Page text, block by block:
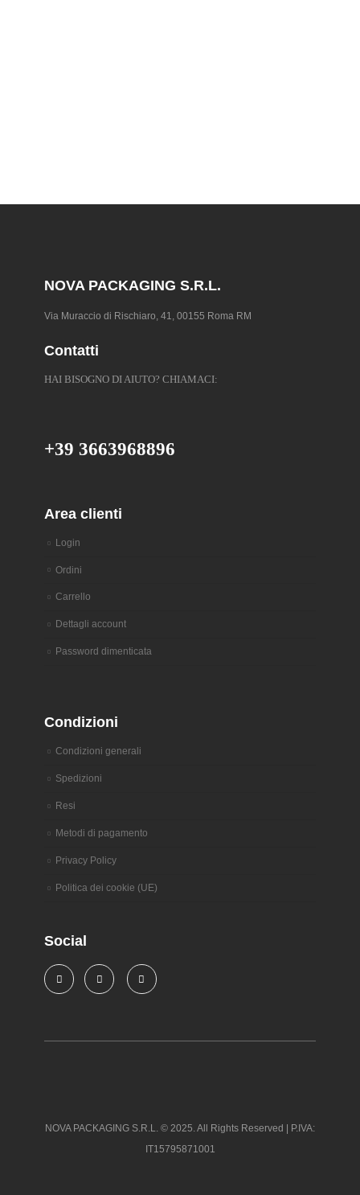
NOVA PACKAGING S.R.L.
Via Muraccio di Rischiaro, 41, 00155 Roma RM
Contatti
HAI BISOGNO DI AIUTO? CHIAMACI:
+39 3663968896
Area clienti
Login
Ordini
Carrello
Dettagli account
Password dimenticata
Condizioni
Condizioni generali
Spedizioni
Resi
Metodi di pagamento
Privacy Policy
Politica dei cookie (UE)
Social
NOVA PACKAGING S.R.L. © 2025. All Rights Reserved | P.IVA:
IT15795871001